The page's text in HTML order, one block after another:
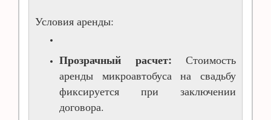
Условия аренды:
Прозрачный расчет: Стоимость
аренды микроавтобуса на свадьбу
фиксируется при заключении
договора.